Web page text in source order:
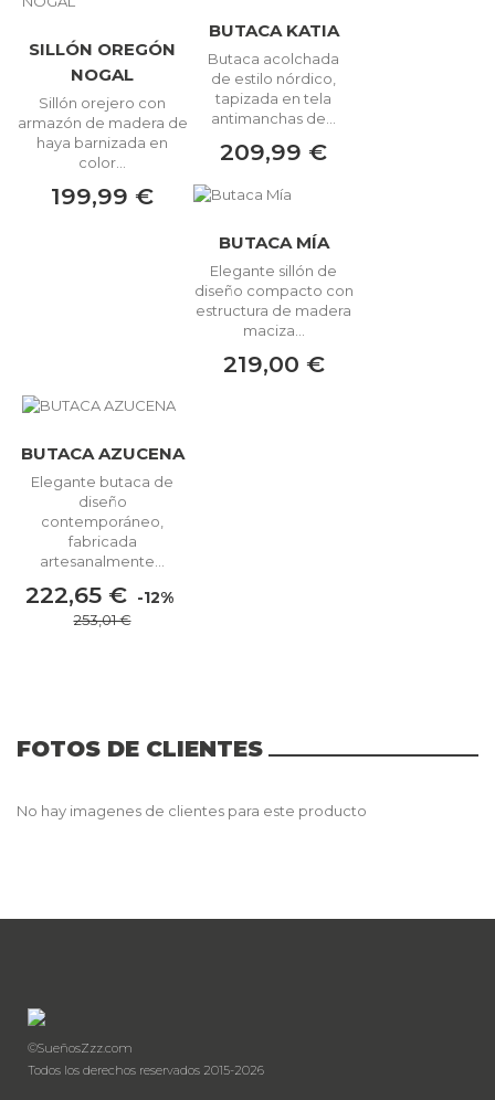
SILLÓN OREGÓN
NOGAL
Sillón orejero con
armazón de madera de
haya barnizada en
color...
199,99 €
BUTACA KATIA
Butaca acolchada
de estilo nórdico,
tapizada en tela
antimanchas de...
209,99 €
BUTACA MÍA
Elegante sillón de
diseño compacto con
estructura de madera
maciza...
219,00 €
BUTACA AZUCENA
Elegante butaca de
diseño
contemporáneo,
fabricada
artesanalmente...
222,65 € -12%
253,01 €
FOTOS DE CLIENTES
No hay imagenes de clientes para este producto
©SueñosZzz.com
Todos los derechos reservados 2015-2026